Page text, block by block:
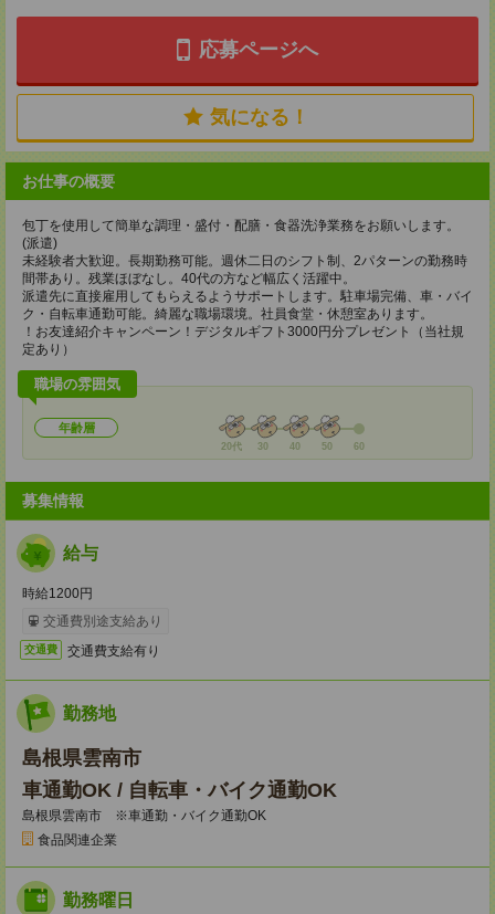
応募ページへ
気になる！
お仕事の概要
包丁を使用して簡単な調理・盛付・配膳・食器洗浄業務をお願いします。
(派遣)
未経験者大歓迎。長期勤務可能。週休二日のシフト制、2パターンの勤務時
間帯あり。残業ほぼなし。40代の方など幅広く活躍中。
派遣先に直接雇用してもらえるようサポートします。駐車場完備、車・バイ
ク・自転車通勤可能。綺麗な職場環境。社員食堂・休憩室あります。
！お友達紹介キャンペーン！デジタルギフト3000円分プレゼント（当社規
定あり）
職場の雰囲気
年齢層
20代 30 40 50 60
募集情報
給与
時給1200円
交通費別途支給あり
交通費 交通費支給有り
勤務地
島根県雲南市
車通勤OK / 自転車・バイク通勤OK
島根県雲南市 ※車通勤・バイク通勤OK
食品関連企業
勤務曜日